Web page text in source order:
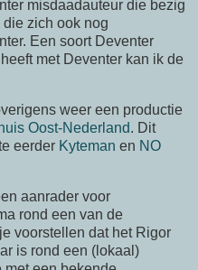
misdaadauteur die bezig
zich ook nog
Een soort Deventer
met Deventer kan ik de
weer een productie
Oost-Nederland. Dit
eerder Kyteman en NO
aanrader voor
rond een van de
voorstellen dat het Rigor
is rond een (lokaal)